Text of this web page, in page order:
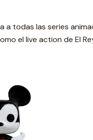
todas las series
el live action de El